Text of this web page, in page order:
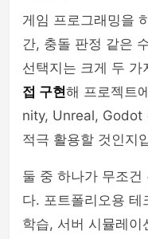
게임 프로그래밍을
간, 충돌 판정 같은
선택지는 크게 두 가
접 구현해 프로젝트
nity, Unreal, Godot
적극 활용할 것인지
둘 중 하나가 무조건
다. 포트폴리오용
학습, 서버 시뮬레